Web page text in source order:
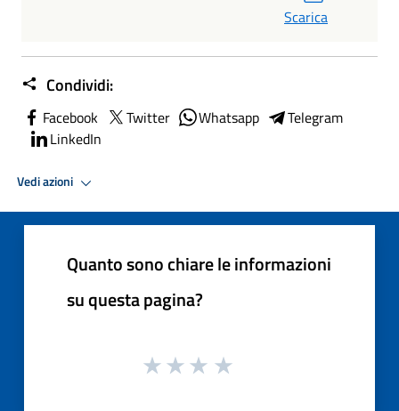
Scarica
Condividi:
Facebook Twitter Whatsapp
Telegram
LinkedIn
Vedi azioni
Quanto sono chiare le informazioni
su questa pagina?